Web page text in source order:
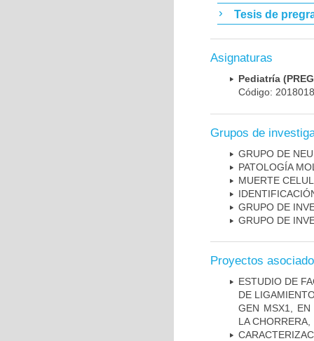
Tesis de
Asignaturas
Pediatría
Código:
Grupos de
GRUPO DE
PATOLOGÍA
MUERTE
GRUPO DE
GRUPO DE
Proyectos
ESTUDIO DE
DE
GEN MSX1, EN
LA